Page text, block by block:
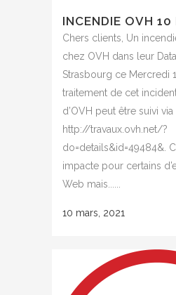
INCENDIE OVH 10
Chers clients, Un
chez OVH dans leur
Strasbourg ce Mercredi
traitement de cet
d’OVH peut être suivi
http://travaux.ovh.net/?
do=details&id=49484&.
impacte pour certains
Web mais......
10 mars, 2021